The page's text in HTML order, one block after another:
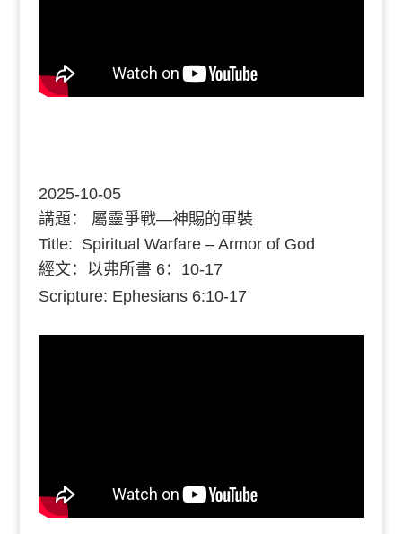
2025-10-05
講題： 屬靈爭戰—神賜的軍裝
Title: Spiritual Warfare – Armor of God
經文：
以弗所書 6：10-17
Scripture: Ephesians 6:10-17